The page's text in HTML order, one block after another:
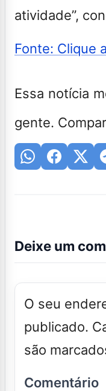
atividade”,
Fonte: Clique
Essa notícia
gente.
Deixe um
O seu
publicado.
são
Comentário